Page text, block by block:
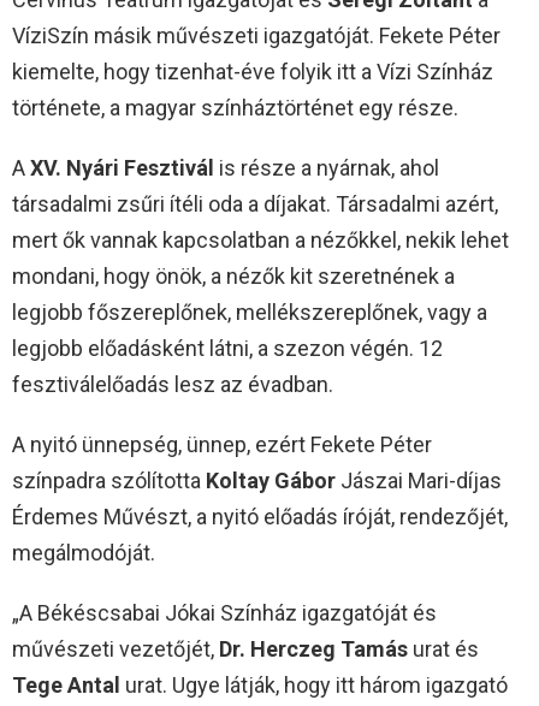
VíziSzín másik művészeti igazgatóját. Fekete Péter
kiemelte, hogy tizenhat-éve folyik itt a Vízi Színház
története, a magyar színháztörténet egy része.
AXV. Nyári Fesztivál is része a nyárnak, ahol
társadalmi zsűri ítéli oda a díjakat. Társadalmi azért,
mert ők vannak kapcsolatban a nézőkkel, nekik lehet
mondani, hogy önök, a nézők kit szeretnének a
legjobb főszereplőnek, mellékszereplőnek, vagy a
legjobb előadásként látni, a szezon végén. 12
fesztiválelőadás lesz az évadban.
A nyitó ünnepség, ünnep, ezért Fekete Péter
színpadra szólította Koltay Gábor Jászai Mari-díjas
Érdemes Művészt, a nyitó előadás íróját, rendezőjét,
megálmodóját.
„A Békéscsabai Jókai Színház igazgatóját és
művészeti vezetőjét, Dr. Herczeg Tamás urat és
Tege Antal urat. Ugye látják, hogy itt három igazgató